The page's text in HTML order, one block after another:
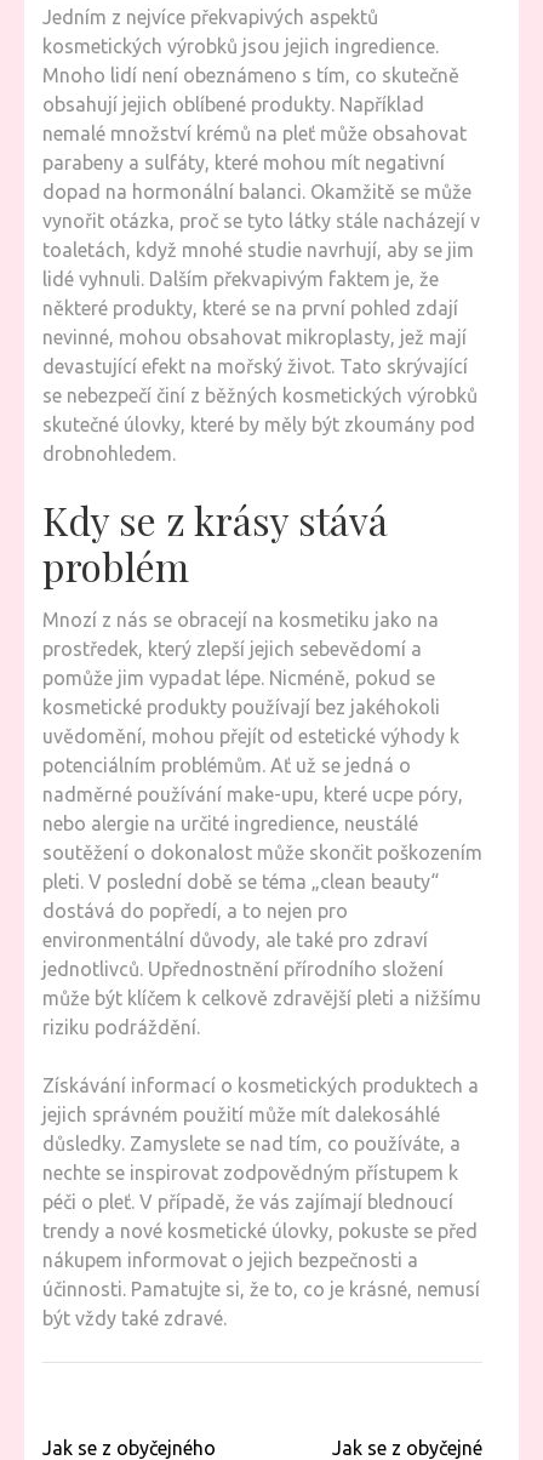
Jedním z nejvíce překvapivých aspektů
kosmetických výrobků jsou jejich ingredience.
Mnoho lidí není obeznámeno s tím, co skutečně
obsahují jejich oblíbené produkty. Například
nemalé množství krémů na pleť může obsahovat
parabeny a sulfáty, které mohou mít negativní
dopad na hormonální balanci. Okamžitě se může
vynořit otázka, proč se tyto látky stále nacházejí v
toaletách, když mnohé studie navrhují, aby se jim
lidé vyhnuli. Dalším překvapivým faktem je, že
některé produkty, které se na první pohled zdají
nevinné, mohou obsahovat mikroplasty, jež mají
devastující efekt na mořský život. Tato skrývající
se nebezpečí činí z běžných kosmetických výrobků
skutečné úlovky, které by měly být zkoumány pod
drobnohledem.
Kdy se z krásy stává
problém
Mnozí z nás se obracejí na kosmetiku jako na
prostředek, který zlepší jejich sebevědomí a
pomůže jim vypadat lépe. Nicméně, pokud se
kosmetické produkty používají bez jakéhokoli
uvědomění, mohou přejít od estetické výhody k
potenciálním problémům. Ať už se jedná o
nadměrné používání make-upu, které ucpe póry,
nebo alergie na určité ingredience, neustálé
soutěžení o dokonalost může skončit poškozením
pleti. V poslední době se téma „clean beauty“
dostává do popředí, a to nejen pro
environmentální důvody, ale také pro zdraví
jednotlivců. Upřednostnění přírodního složení
může být klíčem k celkově zdravější pleti a nižšímu
riziku podráždění.
Získávání informací o kosmetických produktech a
jejich správném použití může mít dalekosáhlé
důsledky. Zamyslete se nad tím, co používáte, a
nechte se inspirovat zodpovědným přístupem k
péči o pleť. V případě, že vás zajímají blednoucí
trendy a nové kosmetické úlovky, pokuste se před
nákupem informovat o jejich bezpečnosti a
účinnosti. Pamatujte si, že to, co je krásné, nemusí
být vždy také zdravé.
Navigace
Jak se z obyčejného Jak se z obyčejné